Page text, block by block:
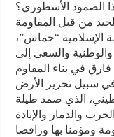
الصمود الأسطوري؟
من قبل المقاومة
الإسلامية “حماس”،
والوطنية والسعي إلى
في بناء المقاوم
سبيل تحرير الأرض
الذي صمد طيلة
والدمار والإبادة
ومؤمنا بها ورافضا